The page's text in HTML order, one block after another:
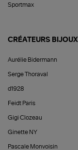
Sportmax
CRÉATEURS BIJOUX
Aurélie Bidermann
Serge Thoraval
d1928
Feidt Paris
Gigi Clozeau
Ginette NY
Pascale Monvoisin